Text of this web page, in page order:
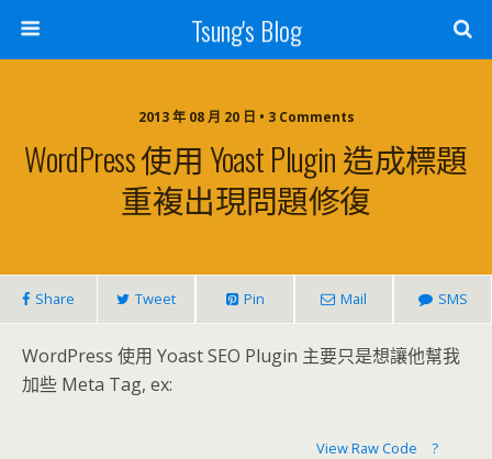
Tsung's Blog
2013 年 08 月 20 日 • 3 Comments
WordPress 使用 Yoast Plugin 造成標題
重複出現問題修復
Share Tweet Pin Mail SMS
WordPress 使用 Yoast SEO Plugin 主要只是想讓他幫我
加些 Meta Tag, ex:
View Raw Code ?